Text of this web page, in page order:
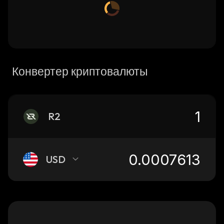
Конвертер криптовалюты
R2
USD